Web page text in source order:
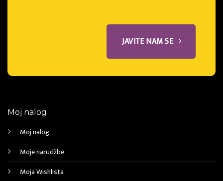
JAVITE NAM SE
Moj nalog
Moj nalog
Moje narudžbe
Moja Wishlista